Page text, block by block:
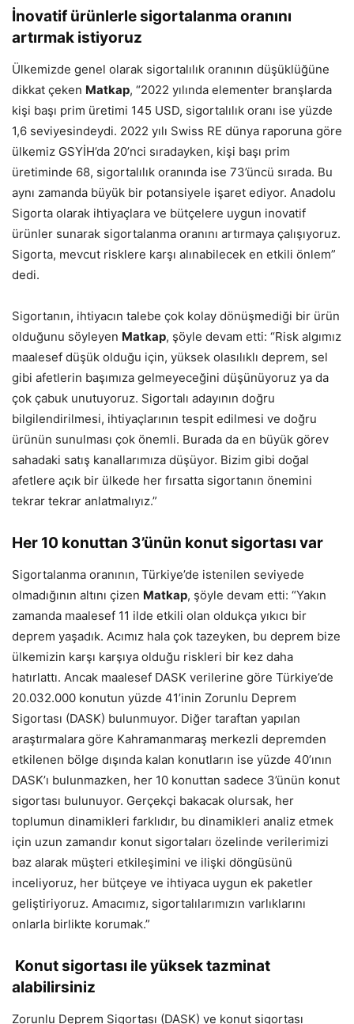
İnovatif ürünlerle sigortalanma oranını
artırmak istiyoruz
Ülkemizde genel olarak sigortalılık oranının düşüklüğüne
dikkat çeken Matkap, “2022 yılında elementer branşlarda
kişi başı prim üretimi 145 USD, sigortalılık oranı ise yüzde
1,6 seviyesindeydi. 2022 yılı Swiss RE dünya raporuna göre
ülkemiz GSYİH’da 20’nci sıradayken, kişi başı prim
üretiminde 68, sigortalılık oranında ise 73’üncü sırada. Bu
aynı zamanda büyük bir potansiyele işaret ediyor. Anadolu
Sigorta olarak ihtiyaçlara ve bütçelere uygun inovatif
ürünler sunarak sigortalanma oranını artırmaya çalışıyoruz.
Sigorta, mevcut risklere karşı alınabilecek en etkili önlem”
dedi.
Sigortanın, ihtiyacın talebe çok kolay dönüşmediği bir ürün
olduğunu söyleyen Matkap, şöyle devam etti: “Risk algımız
maalesef düşük olduğu için, yüksek olasılıklı deprem, sel
gibi afetlerin başımıza gelmeyeceğini düşünüyoruz ya da
çok çabuk unutuyoruz. Sigortalı adayının doğru
bilgilendirilmesi, ihtiyaçlarının tespit edilmesi ve doğru
ürünün sunulması çok önemli. Burada da en büyük görev
sahadaki satış kanallarımıza düşüyor. Bizim gibi doğal
afetlere açık bir ülkede her fırsatta sigortanın önemini
tekrar tekrar anlatmalıyız.”
Her 10 konuttan 3’ünün konut sigortası var
Sigortalanma oranının, Türkiye’de istenilen seviyede
olmadığının altını çizen Matkap, şöyle devam etti: “Yakın
zamanda maalesef 11 ilde etkili olan oldukça yıkıcı bir
deprem yaşadık. Acımız hala çok tazeyken, bu deprem bize
ülkemizin karşı karşıya olduğu riskleri bir kez daha
hatırlattı. Ancak maalesef DASK verilerine göre Türkiye’de
20.032.000 konutun yüzde 41’inin Zorunlu Deprem
Sigortası (DASK) bulunmuyor. Diğer taraftan yapılan
araştırmalara göre Kahramanmaraş merkezli depremden
etkilenen bölge dışında kalan konutların ise yüzde 40’ının
DASK’ı bulunmazken, her 10 konuttan sadece 3’ünün konut
sigortası bulunuyor. Gerçekçi bakacak olursak, her
toplumun dinamikleri farklıdır, bu dinamikleri analiz etmek
için uzun zamandır konut sigortaları özelinde verilerimizi
baz alarak müşteri etkileşimini ve ilişki döngüsünü
inceliyoruz, her bütçeye ve ihtiyaca uygun ek paketler
geliştiriyoruz. Amacımız, sigortalılarımızın varlıklarını
onlarla birlikte korumak.”
Konut sigortası ile yüksek tazminat
alabilirsiniz
Zorunlu Deprem Sigortası (DASK) ve konut sigortası